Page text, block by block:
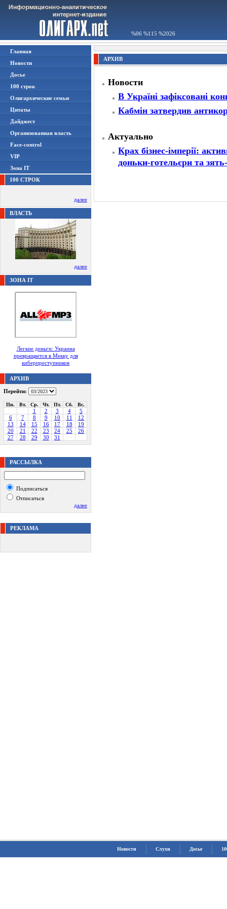
%06 %115 %2026
Главная
Новости
Досье
100 строк
Олигархические семьи
Цитаты
Дайджест
Организованная власть
Face-control
VIP
Зона IT
100 СТРОК
далее
ВЛАСТЬ
далее
ЗОНА IT
Легкие деньги: Украина
превращается в Мекку для
киберпреступников
АРХИВ
Перейти:
Пн. Вт. Ср. Чт. Пт. Сб. Вс.
1 2 3 4
5
6
7 8 9 10 11
12
13
14 15 16 17 18
19
20
21 22 23 24 25
26
27
28 29 30 31
РАССЫЛКА
Подписаться
Отписаться
далее
РЕКЛАМА
АРХИВ
Новости
В Україні зафіксовані
Кабмін затвердив
Актуально
Крах бізнес-імперії:
доньки-готельєри та
Новости Слухи Досье